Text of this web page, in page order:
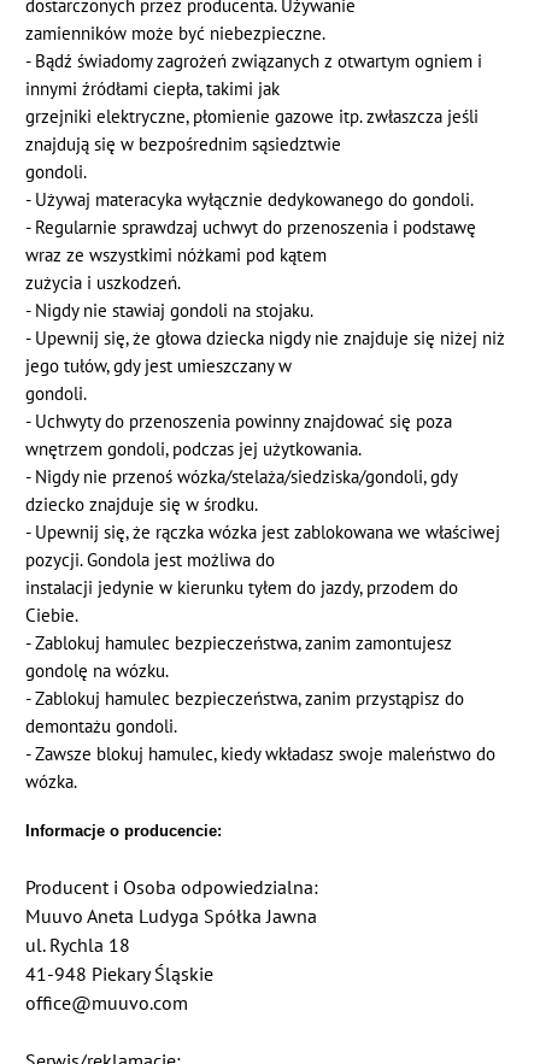
dostarczonych przez producenta. Używanie
zamienników może być niebezpieczne.
- Bądź świadomy zagrożeń związanych z otwartym ogniem i
innymi źródłami ciepła, takimi jak
grzejniki elektryczne, płomienie gazowe itp. zwłaszcza jeśli
znajdują się w bezpośrednim sąsiedztwie
gondoli.
- Używaj materacyka wyłącznie dedykowanego do gondoli.
- Regularnie sprawdzaj uchwyt do przenoszenia i podstawę
wraz ze wszystkimi nóżkami pod kątem
zużycia i uszkodzeń.
- Nigdy nie stawiaj gondoli na stojaku.
- Upewnij się, że głowa dziecka nigdy nie znajduje się niżej niż
jego tułów, gdy jest umieszczany w
gondoli.
- Uchwyty do przenoszenia powinny znajdować się poza
wnętrzem gondoli, podczas jej użytkowania.
- Nigdy nie przenoś wózka/stelaża/siedziska/gondoli, gdy
dziecko znajduje się w środku.
- Upewnij się, że rączka wózka jest zablokowana we właściwej
pozycji. Gondola jest możliwa do
instalacji jedynie w kierunku tyłem do jazdy, przodem do
Ciebie.
- Zablokuj hamulec bezpieczeństwa, zanim zamontujesz
gondolę na wózku.
- Zablokuj hamulec bezpieczeństwa, zanim przystąpisz do
demontażu gondoli.
- Zawsze blokuj hamulec, kiedy wkładasz swoje maleństwo do
wózka.
Informacje o producencie:
Producent i Osoba odpowiedzialna:
Muuvo Aneta Ludyga Spółka Jawna
ul. Rychla 18
41-948 Piekary Śląskie
office@muuvo.com